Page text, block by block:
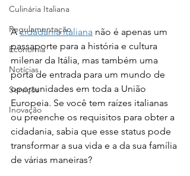
Culinária Italiana
Regulamentação
Economia
Notícias
Serviços
Inovação
A cidadania italiana não é apenas um
passaporte para a história e cultura
milenar da Itália, mas também uma
porta de entrada para um mundo de
oportunidades em toda a União
Europeia. Se você tem raízes italianas
ou preenche os requisitos para obter a
cidadania, sabia que esse status pode
transformar a sua vida e a da sua família
de várias maneiras?